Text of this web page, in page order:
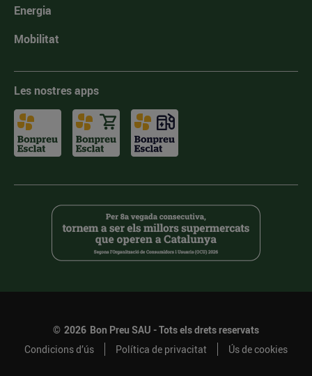
Energia
Mobilitat
Les nostres apps
© 2026 Bon Preu SAU - Tots els drets reservats
Condicions d’ús
Política de privacitat Ús de cookies